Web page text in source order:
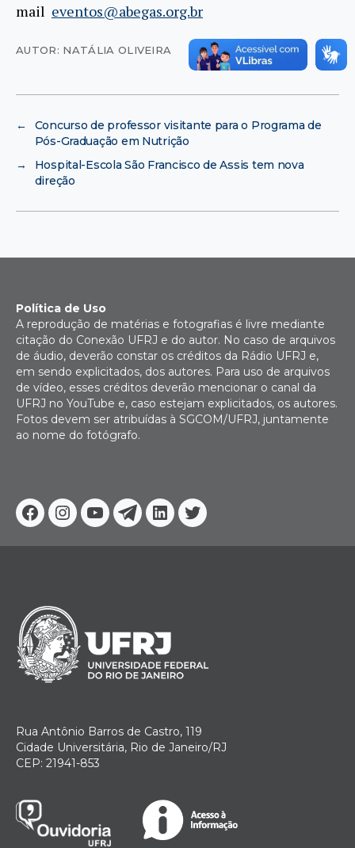
mail eventos@abegas.org.br
AUTOR: NATÁLIA OLIVEIRA
←
Concurso de professor visitante para o Programa de
Pós-Graduação em Nutrição
→
Hospital-Escola São Francisco de Assis tem nova
direção
Facebook
Instagram
YoutubeTelegram
Linkedin
Twitter
Política de Uso
A reprodução de matérias e fotografias é livre mediante
citação do Conexão UFRJ e do autor. No caso de arquivos
de áudio, deverão constar os créditos da Rádio UFRJ e,
em sendo explicitados, dos autores. Para uso de arquivos
de vídeo, esses créditos deverão mencionar o canal da
UFRJ no YouTube e, caso estejam explicitados, os autores.
Fotos devem ser atribuídas à SGCOM/UFRJ, juntamente
ao nome do fotógrafo.
Rua Antônio Barros de Castro, 119
Cidade Universitária, Rio de Janeiro/RJ
CEP: 21941-853